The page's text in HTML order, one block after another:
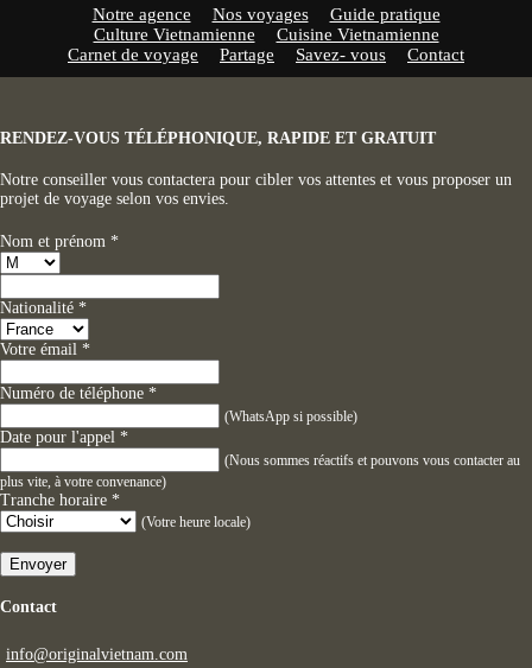
Notre agence Nos voyages
Guide pratique
Culture Vietnamienne
Cuisine Vietnamienne
Carnet de voyage
Partage Savez- vous Contact
RENDEZ-VOUS TÉLÉPHONIQUE, RAPIDE ET GRATUIT
Notre conseiller vous contactera pour cibler vos attentes et vous proposer un
projet de voyage selon vos envies.
Nom et prénom *
Nationalité *
Votre émail *
Numéro de téléphone *
(WhatsApp si possible)
Date pour l'appel *
(Nous sommes réactifs et pouvons vous contacter au
plus vite, à votre convenance)
Tranche horaire *
(Votre heure locale)
Envoyer
Contact
info@originalvietnam.com